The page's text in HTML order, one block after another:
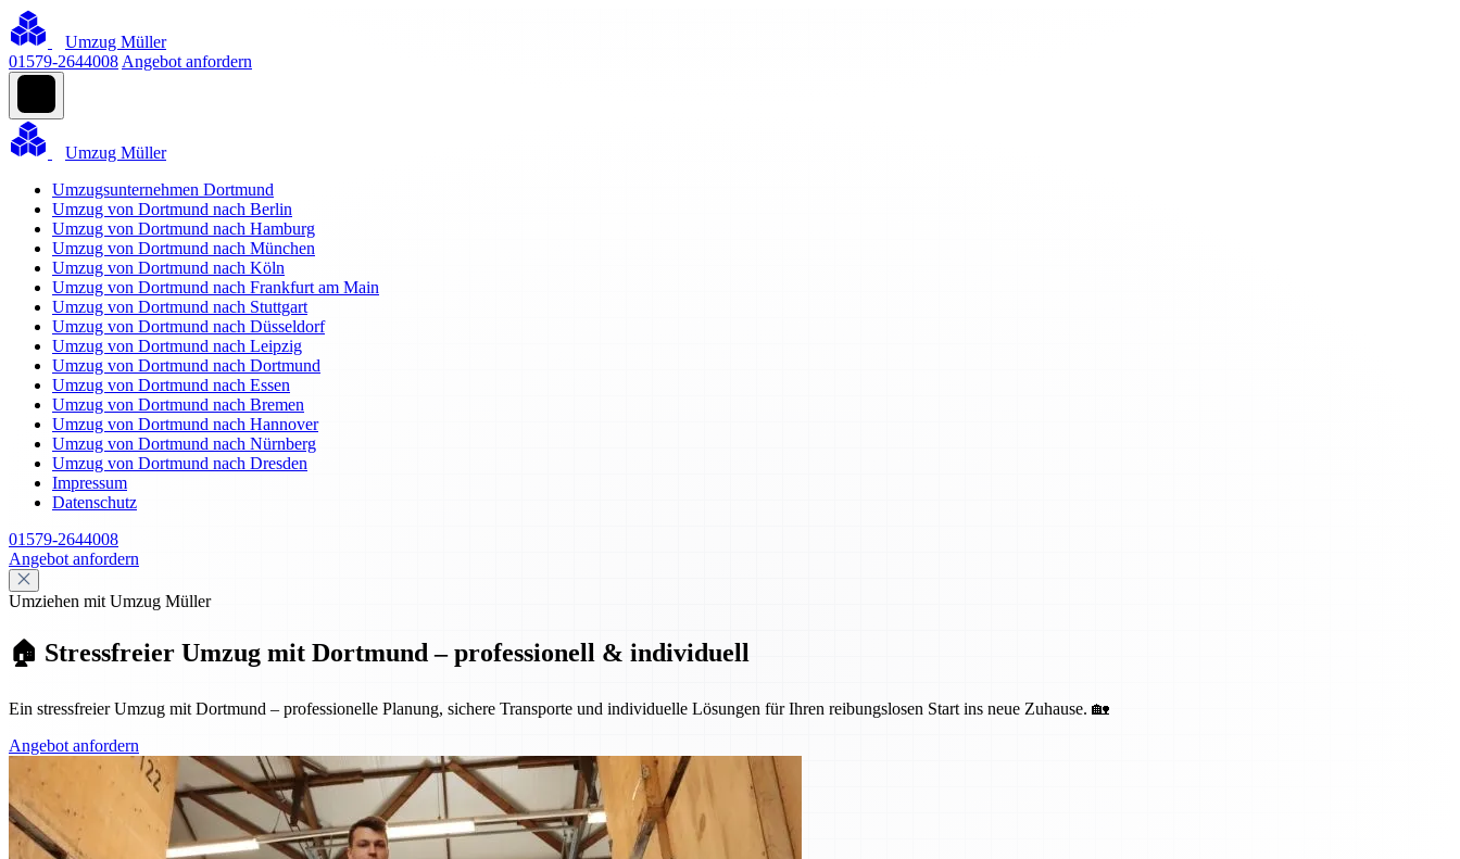
Umzug Müller
01579-2644008 Angebot anfordern
Umzug Müller
Umzugsunternehmen Dortmund
Umzug von Dortmund nach Berlin
Umzug von Dortmund nach Hamburg
Umzug von Dortmund nach München
Umzug von Dortmund nach Köln
Umzug von Dortmund nach Frankfurt am Main
Umzug von Dortmund nach Stuttgart
Umzug von Dortmund nach Düsseldorf
Umzug von Dortmund nach Leipzig
Umzug von Dortmund nach Dortmund
Umzug von Dortmund nach Essen
Umzug von Dortmund nach Bremen
Umzug von Dortmund nach Hannover
Umzug von Dortmund nach Nürnberg
Umzug von Dortmund nach Dresden
Impressum
Datenschutz
01579-2644008
Angebot anfordern
Umziehen mit Umzug Müller
🏠 Stressfreier Umzug mit Dortmund – professionell & individuell
Ein stressfreier Umzug mit Dortmund – professionelle Planung, sichere Transporte und individuelle Lösungen für Ihren reibungslosen Start ins neue Zuhause. 🏡
Angebot anfordern